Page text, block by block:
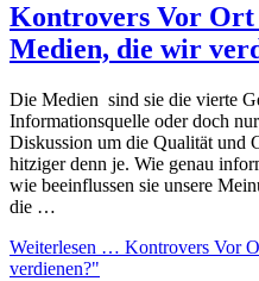
Kontrovers Vor
Medien, die wir
Die Medien sind sie die vierte
Informationsquelle oder doch
Diskussion um die Qualität und
hitziger denn je. Wie genau
wie beeinflussen sie unsere
die …
Weiterlesen … Kontrovers Vor
verdienen?"